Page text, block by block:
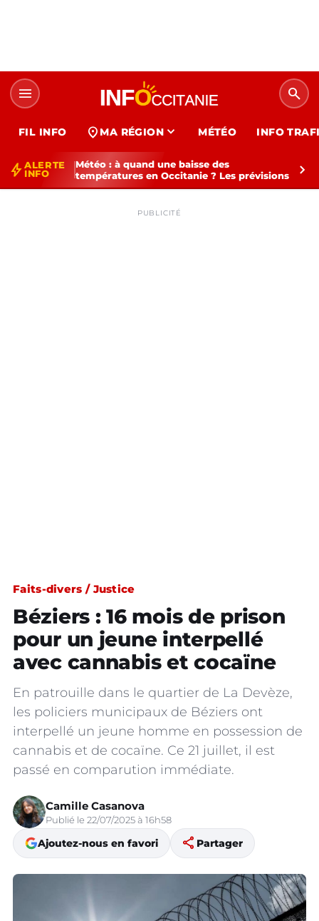
menu search
FIL INFO location_on MA RÉGION expand_more MÉTÉO INFO
bolt ALERTE
INFO
Météo : à quand une baisse des
températures en Occitanie ? Les prévisions
chevron_right
PUBLICITÉ
Faits-divers / Justice
Béziers : 16 mois de prison
pour un jeune interpellé
avec cannabis et cocaïne
En patrouille dans le quartier de La Devèze,
les policiers municipaux de Béziers ont
interpellé un jeune homme en possession de
cannabis et de cocaïne. Ce 21 juillet, il est
passé en comparution immédiate.
Camille Casanova
Publié le 22/07/2025 à 16h58
Ajoutez-nous en favori share Partager